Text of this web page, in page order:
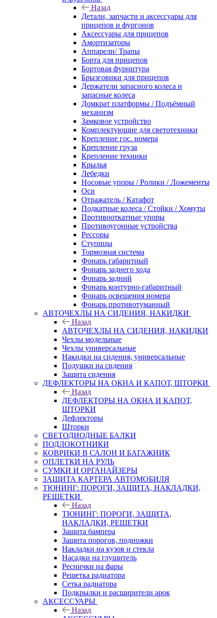
Назад
Детали, запчасти и аксессуары для
прицепов и фургонов
Аксессуары для прицепов
Амортизаторы
Аппарели/ Трапы
Борта для прицепов
Бортовая фурнитура
Брызговики для прицепов
Держатели запасного колеса и
запасные колеса
Домкрат платформы / Подъёмный
механизм
Замковое устройство
Комплектующие для светотехники
Крепление гос. номера
Крепление груза
Крепление техники
Крылья
Лебедки
Носовые упоры / Ролики / Ложементы
Оси
Отражатель / Катафот
Подкатные колеса / Стойки / Хомуты
Противооткатные упоры
Противоугонные устройства
Рессоры
Ступицы
Тормозная система
Фонарь габаритный
Фонарь заднего хода
Фонарь задний
Фонарь контурно-габаритный
Фонарь освещения номера
Фонарь противотуманный
АВТОЧЕХЛЫ НА СИДЕНИЯ, НАКИДКИ
Назад
АВТОЧЕХЛЫ НА СИДЕНИЯ, НАКИДКИ
Чехлы модельные
Чехлы универсальные
Накидки на сидения, универсальные
Подушки на сидения
Защита сидения
ДЕФЛЕКТОРЫ НА ОКНА И КАПОТ, ШТОРКИ
Назад
ДЕФЛЕКТОРЫ НА ОКНА И КАПОТ,
ШТОРКИ
Дефлекторы
Шторки
СВЕТОДИОДНЫЕ БАЛКИ
ПОДЛОКОТНИКИ
КОВРИКИ В САЛОН И БАГАЖНИК
ОПЛЕТКИ НА РУЛЬ
СУМКИ И ОРГАНАЙЗЕРЫ
ЗАЩИТА КАРТЕРА АВТОМОБИЛЯ
ТЮНИНГ: ПОРОГИ, ЗАЩИТА, НАКЛАДКИ,
РЕШЕТКИ
Назад
ТЮНИНГ: ПОРОГИ, ЗАЩИТА,
НАКЛАДКИ, РЕШЕТКИ
Защита бампера
Защита порогов, подножки
Накладки на кузов и стекла
Насадки на глушитель
Реснички на фары
Решетка радиатора
Сетка радиатора
Подкрылки и расширители арок
АКСЕССУАРЫ
Назад